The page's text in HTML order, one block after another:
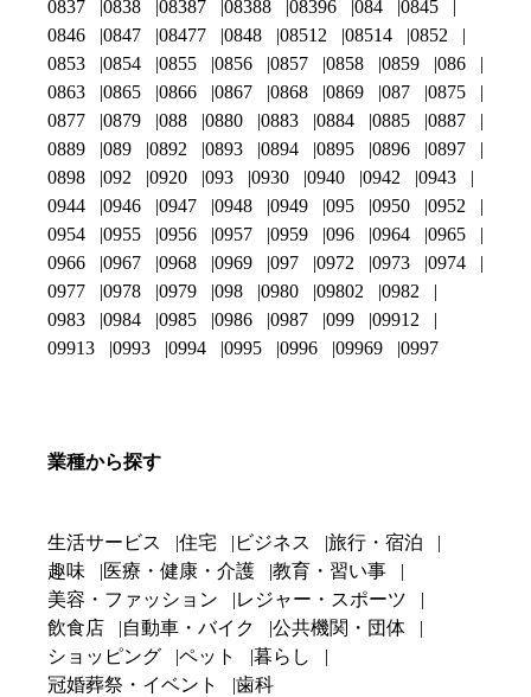
0837 0838 08387 08388 08396 084
0845
0846
0847 08477 0848 08512 08514
0852
0853
0854 0855 0856 0857 0858 0859
086
0863
0865 0866 0867 0868 0869 087
0875
0877
0879 088 0880 0883 0884 0885
0887
0889
089 0892 0893 0894 0895 0896
0897
0898
092 0920 093 0930 0940 0942
0943
0944
0946 0947 0948 0949 095 0950
0952
0954
0955 0956 0957 0959 096 0964
0965
0966
0967 0968 0969 097 0972 0973
0974
0977
0978 0979 098 0980 09802
0982
0983
0984 0985 0986 0987 099
09912
09913
0993 0994 0995 0996 09969 0997
業種から探す
生活サービス 住宅 ビジネス
旅行・宿泊
趣味
医療・健康・介護
教育・習い事
美容・ファッション
レジャー・スポーツ
飲食店
自動車・バイク
公共機関・団体
ショッピング
ペット
暮らし
冠婚葬祭・イベント
歯科